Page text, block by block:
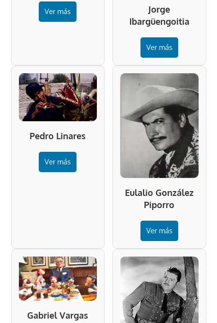
Ver más
Jorge
Ibargüengoitia
Ver más
Pedro Linares
Ver más
Eulalio González
Piporro
Ver más
Gabriel Vargas